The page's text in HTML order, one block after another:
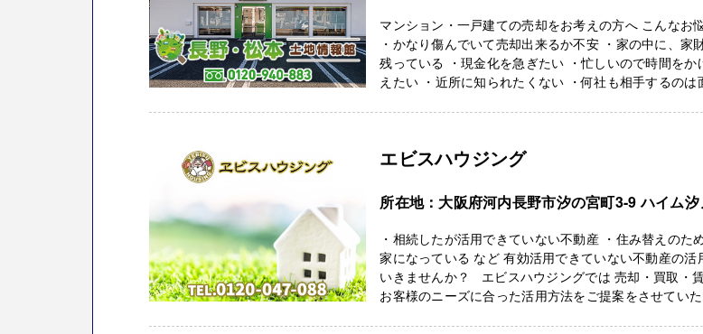
マンション・一戸建ての売却をお考えの方へ こんなお
・かなり傷んでいて売却出来るか不安 ・家の中に、家
残っている ・現金化を急ぎたい ・忙しいので時間をか
えたい ・近所に知られたくない ・何社も相手するのは
エビスハウジング
所在地：大阪府河内長野市汐の宮町3-9 ハイム
・相続したが活用できていない不動産 ・住み替えのた
家になっている など 有効活用できていない不動産の活
いきませんか？ エビスハウジングでは 売却・買取・
お客様のニーズに合った活用方法をご提案をさせてい